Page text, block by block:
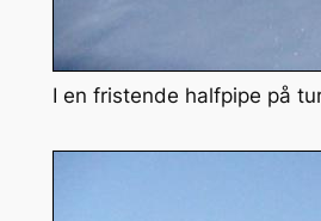
I en fristende halfpipe på